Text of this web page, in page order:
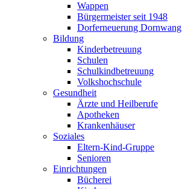
Wappen
Bürgermeister seit 1948
Dorferneuerung Dornwang
Bildung
Kinderbetreuung
Schulen
Schulkindbetreuung
Volkshochschule
Gesundheit
Ärzte und Heilberufe
Apotheken
Krankenhäuser
Soziales
Eltern-Kind-Gruppe
Senioren
Einrichtungen
Bücherei